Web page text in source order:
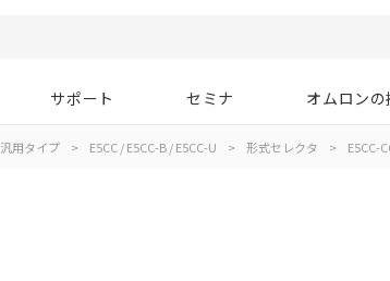
サポート セミナ オムロン
汎用タイプ > E5CC / E5CC-B / E5CC-U > 形式セレクタ > E5CC-